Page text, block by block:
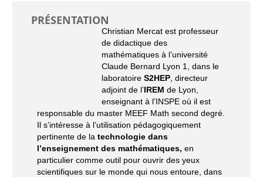
PRÉSENTATION
Christian Mercat est professeur
de didactique des
mathématiques à l’université
Claude Bernard Lyon 1, dans le
laboratoire S2HEP, directeur
adjoint de l’IREM de Lyon,
enseignant à l’INSPE où il est
responsable du master MEEF Math second degré.
Il s’intéresse à l’utilisation pédagogiquement
pertinente de la technologie dans
l’enseignement des mathématiques, en
particulier comme outil pour ouvrir des yeux
scientifiques sur le monde qui nous entoure, dans